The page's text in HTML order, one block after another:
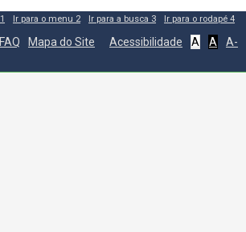
1 Ir para o menu 2 Ir para a busca 3 Ir para o rodapé 4
FAQ Mapa do Site Acessibilidade A A A-